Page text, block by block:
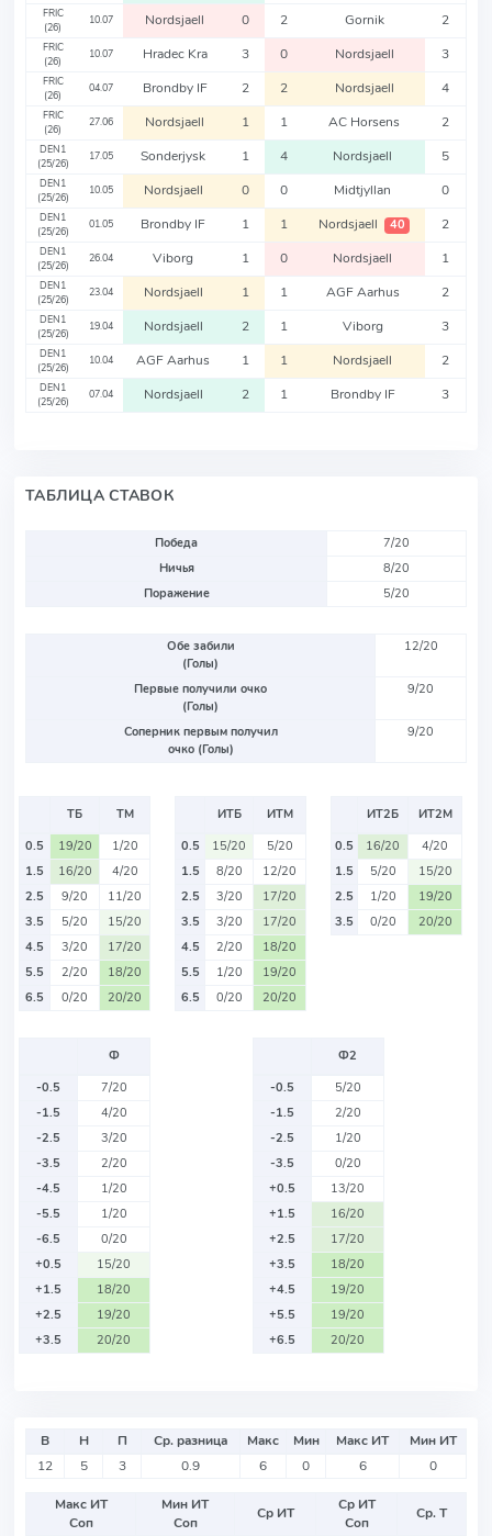
FRIC
(26)
10.07 Nordsjaell 0 2 Gornik 2
FRIC
(26)
10.07 Hradec Kra 3 0 Nordsjaell 3
FRIC
(26)
04.07 Brondby IF 2 2 Nordsjaell 4
FRIC
(26)
27.06 Nordsjaell 1 1 AC Horsens 2
DEN1
(25/26)
17.05 Sonderjysk 1 4 Nordsjaell 5
DEN1
(25/26)
10.05 Nordsjaell 0 0 Midtjyllan 0
DEN1
(25/26)
01.05 Brondby IF 1 1 Nordsjaell 40 2
DEN1
(25/26)
26.04 Viborg 1 0 Nordsjaell 1
DEN1
(25/26)
23.04 Nordsjaell 1 1 AGF Aarhus 2
DEN1
(25/26)
19.04 Nordsjaell 2 1 Viborg 3
DEN1
(25/26)
10.04 AGF Aarhus 1 1 Nordsjaell 2
DEN1
(25/26)
07.04 Nordsjaell 2 1 Brondby IF 3
ТАБЛИЦА СТАВОК
Победа
7/20
Ничья
8/20
Поражение
5/20
Обе забили
(Голы)
12/20
Первые получили очко
(Голы)
9/20
Соперник первым получил
очко (Голы)
9/20
ТБ
ТМ
0.5
19/20
1/20
1.5
16/20
4/20
2.5
9/20
11/20
3.5
5/20
15/20
4.5
3/20
17/20
5.5
2/20
18/20
6.5
0/20 20/20
ИТБ
ИТМ
0.5
15/20
5/20
1.5
8/20
12/20
2.5
3/20
17/20
3.5
3/20
17/20
4.5
2/20
18/20
5.5
1/20
19/20
6.5
0/20 20/20
ИТ2Б
ИТ2М
0.5
16/20
4/20
1.5
5/20
15/20
2.5
1/20
19/20
3.5
0/20 20/20
Ф
-0.5
7/20
-1.5
4/20
-2.5
3/20
-3.5
2/20
-4.5
1/20
-5.5
1/20
-6.5
0/20
+0.5
15/20
+1.5
18/20
+2.5
19/20
+3.5
20/20
Ф2
-0.5
5/20
-1.5
2/20
-2.5
1/20
-3.5
0/20
+0.5
13/20
+1.5
16/20
+2.5
17/20
+3.5
18/20
+4.5
19/20
+5.5
19/20
+6.5
20/20
В Н П Ср. разница Макс Мин Макс ИТ
Мин ИТ
12
5 3 0.9 6 0 6 0
Макс ИТ
Соп
Мин ИТ
Соп
Ср ИТ
Ср ИТ
Соп
Ср. Т